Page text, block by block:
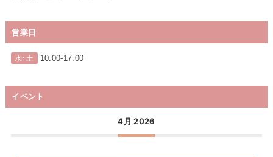
営業日
水~土 10:00-17:00
イベント
4月 2026